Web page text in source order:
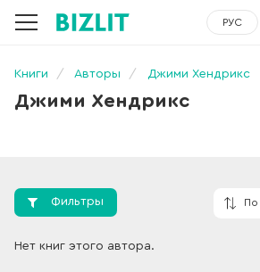
РУС
Книги Авторы Джими Хендрикс
Джими Хендрикс
Фильтры
Нет книг этого автора.